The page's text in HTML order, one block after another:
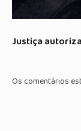
Justiça
Os comentários